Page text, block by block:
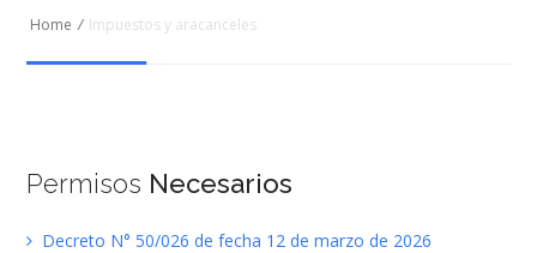
Home / Impuestos y aracanceles
Permisos Necesarios
Decreto N° 50/026 de fecha 12 de marzo de 2026